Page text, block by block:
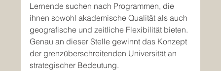
Lernende suchen nach Programmen, die
ihnen sowohl akademische Qualität als auch
geografische und zeitliche Flexibilität bieten.
Genau an dieser Stelle gewinnt das Konzept
der grenzüberschreitenden Universität an
strategischer Bedeutung.